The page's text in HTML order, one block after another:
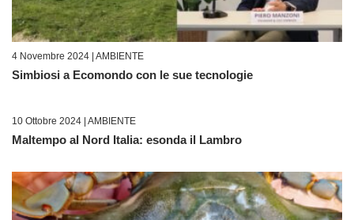
4 Novembre 2024 | AMBIENTE
Simbiosi a Ecomondo con le sue tecnologie
10 Ottobre 2024 | AMBIENTE
Maltempo al Nord Italia: esonda il Lambro